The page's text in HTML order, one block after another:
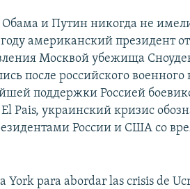
и Путин никогда не
американский президент
Москвой убежища
после российского военного
поддержки Россией
Pais, украинский кризис
России и США со
York para abordar las crisis de